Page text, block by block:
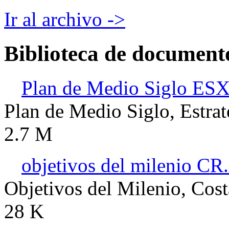
Ir al archivo ->
Biblioteca de
Plan de Medio Siglo
Plan de Medio Siglo,
2.7 M
objetivos del milenio
Objetivos del Milenio,
28 K